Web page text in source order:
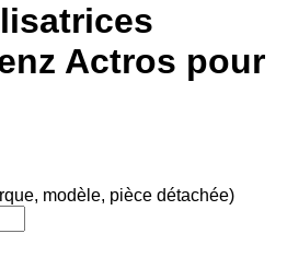
Actros pour
modèle, pièce détachée)